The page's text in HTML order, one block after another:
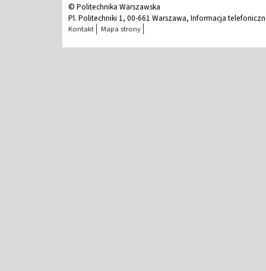
© Politechnika Warszawska
Pl. Politechniki 1, 00-661 Warszawa, Informacja
Kontakt Mapa strony